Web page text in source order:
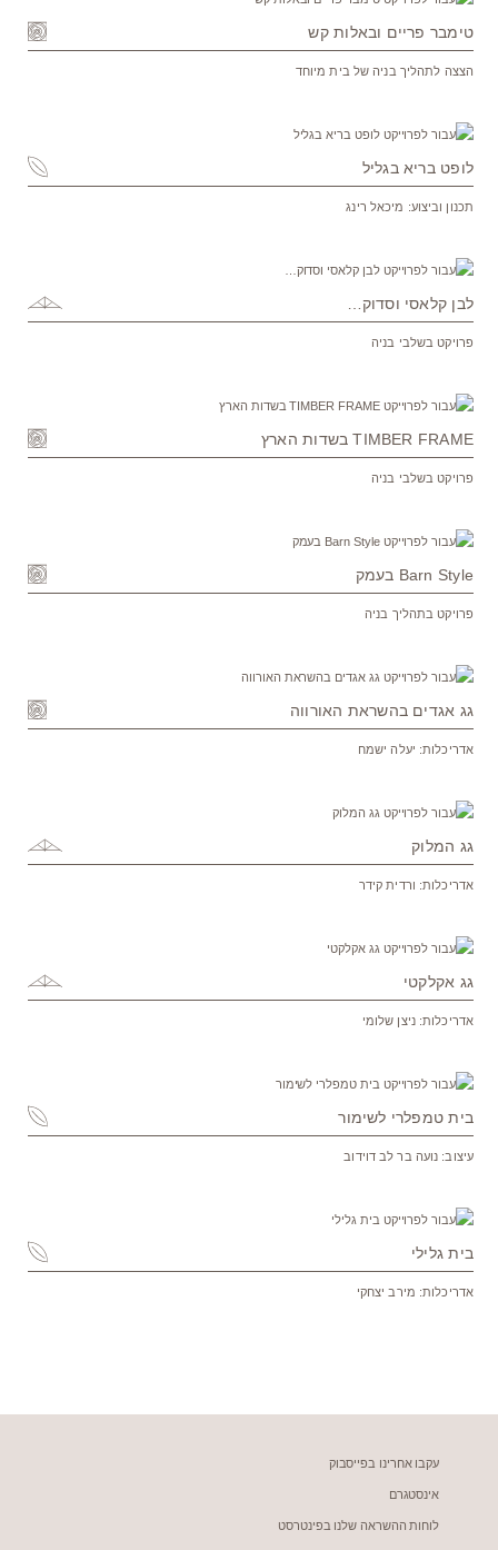
טימבר פריים ובאלות קש
הצצה לתהליך בניה של בית מיוחד
לופט בריא בגליל
תכנון וביצוע: מיכאל רינג
לבן קלאסי וסדוק…
פרויקט בשלבי בניה
TIMBER FRAME בשדות הארץ
פרויקט בשלבי בניה
Barn Style בעמק
פרויקט בתהליך בניה
גג אגדים בהשראת האורווה
אדריכלות: יעלה ישמח
גג המלוק
אדריכלות: ורדית קידר
גג אקלקטי
אדריכלות: ניצן שלומי
בית טמפלרי לשימור
עיצוב: נועה בר לב דוידוב
בית גלילי
אדריכלות: מירב יצחקי
עקבו אחרינו בפייסבוק
אינסטגרם
לוחות ההשראה שלנו בפינטרסט